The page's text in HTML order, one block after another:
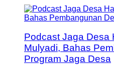
Podcast Jaga Desa
Mulyadi, Bahas
Program Jaga Desa